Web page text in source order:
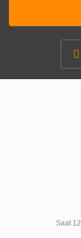
Saat